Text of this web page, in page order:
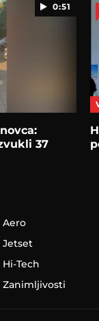
0:51
37
Aero
Jetset
Hi-Tech
Zanimljivosti